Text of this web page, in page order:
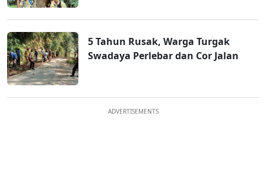
5 Tahun Rusak, Warga Turgak
Swadaya Perlebar dan Cor Jalan
ADVERTISEMENTS